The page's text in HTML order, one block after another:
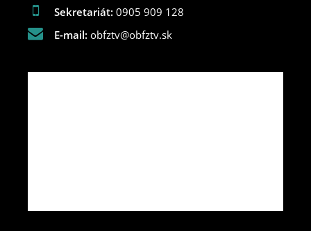
Sekretariát: 0905 909 128
E-mail: obfztv@obfztv.sk